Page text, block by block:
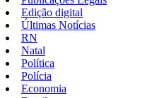
Edição digital
Últimas Notícias
RN
Natal
Política
Polícia
Economia